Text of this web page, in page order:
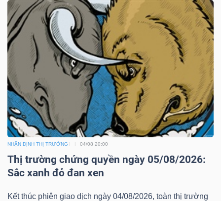
NHẬN ĐỊNH THỊ TRƯỜNG 04/08 20:00
Thị trường chứng quyền ngày 05/08/2026:
Sắc xanh đỏ đan xen
Kết thúc phiên giao dịch ngày 04/08/2026, toàn thị trường